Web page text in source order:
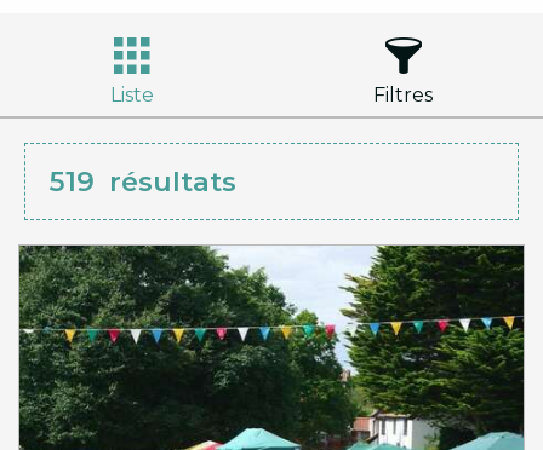
Liste Filtres
519 résultats